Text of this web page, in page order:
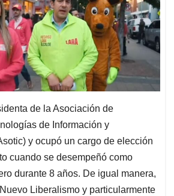
de la Asociación de
de Información y
y ocupó un cargo de elección
cuando se desempeñó como
durante 8 años. De igual manera,
Liberalismo y particularmente